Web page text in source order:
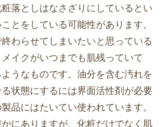
落としはなさざりにしているとい
とをしている可能性があります。
わらせてしまいたいと思っている
イクがいつまでも肌残っていて
うなものです。油分を含む汚れを
状態にするには界面活性剤が必要
品にはたいてい使われています。
にありますが、化粧だけでなく肌